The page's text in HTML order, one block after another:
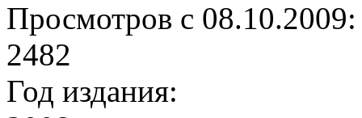
Просмотров с 08.10.2009:
2482
Год издания: